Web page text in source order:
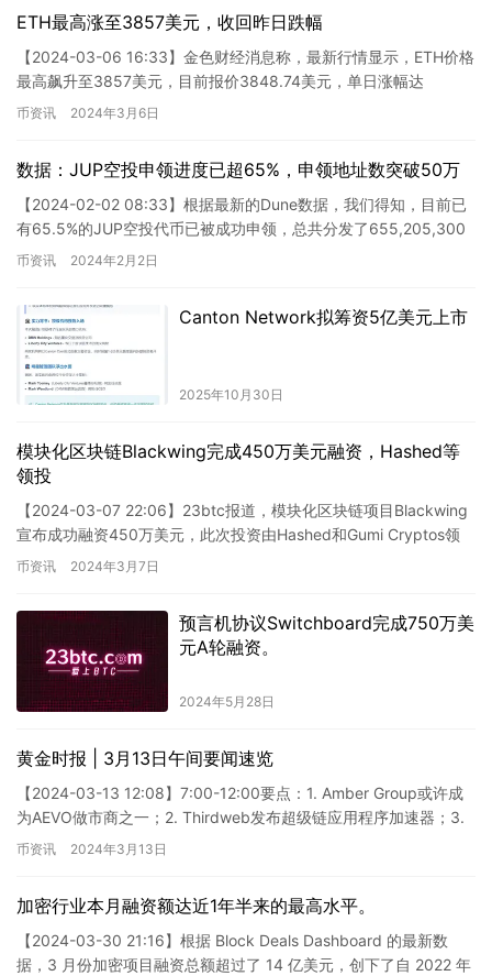
ETH最高涨至3857美元，收回昨日跌幅
【2024-03-06 16:33】金色财经消息称，最新行情显示，ETH价格
最高飙升至3857美元，目前报价3848.74美元，单日涨幅达
4.41%。行情波动明显，请注意风险控制。…
币资讯 2024年3月6日
数据：JUP空投申领进度已超65%，申领地址数突破50万
【2024-02-02 08:33】根据最新的Dune数据，我们得知，目前已
有65.5%的JUP空投代币已被成功申领，总共分发了655,205,300
枚JUP到500,648个地址…
币资讯 2024年2月2日
Canton Network拟筹资5亿美元上市
2025年10月30日
模块化区块链Blackwing完成450万美元融资，Hashed等
领投
【2024-03-07 22:06】23btc报道，模块化区块链项目Blackwing
宣布成功融资450万美元，此次投资由Hashed和Gumi Cryptos领
投。新资金将被用于…
币资讯 2024年3月7日
预言机协议Switchboard完成750万美
元A轮融资。
2024年5月28日
黄金时报 | 3月13日午间要闻速览
【2024-03-13 12:08】7:00-12:00要点：1. Amber Group或许成
为AEVO做市商之一；2. Thirdweb发布超级链应用程序加速器；3.
Make…
币资讯 2024年3月13日
加密行业本月融资额达近1年半来的最高水平。
【2024-03-30 21:16】根据 Block Deals Dashboard 的最新数
据，3 月份加密项目融资总额超过了 14 亿美元，创下了自 2022 年